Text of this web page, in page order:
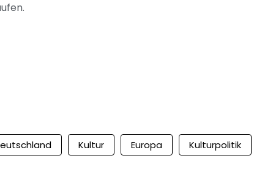
Kultur Europa Kulturpolitik